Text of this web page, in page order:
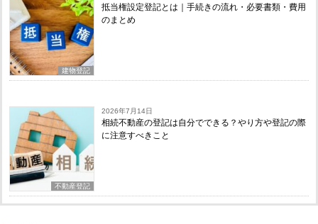
建物登記
抵当権設定登記とは｜手続きの流れ・必要書類・費用
のまとめ
不動産登記
2026年7月14日
相続不動産の登記は自分でできる？やり方や登記の際
に注意すべきこと